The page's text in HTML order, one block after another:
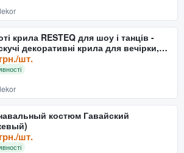
крила RESTEQ для шоу і танців -
декоративні крила для вечірки,
і карн
шт.
костюм Гавайский
шт.